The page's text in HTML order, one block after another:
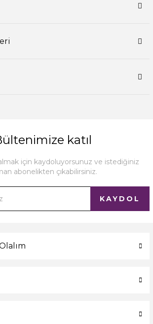
katıl
almak için kaydoluyorsunuz ve istediğiniz
abonelikten çıkabilirsiniz.
KAYDOL